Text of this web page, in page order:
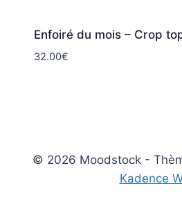
Enfoiré du mois – Crop
32.00€
© 2026 Moodstock -
Kadence